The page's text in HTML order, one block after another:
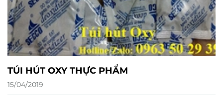
TÚI HÚT OXY THỰC PHẨM
15/04/2019